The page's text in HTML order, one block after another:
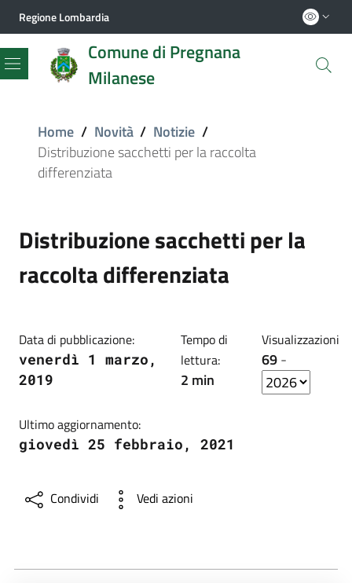
Regione Lombardia
Comune di Pregnana
Milanese
Menu
Home / Novità / Notizie /
Distribuzione sacchetti per la raccolta
differenziata
Distribuzione sacchetti per la
raccolta differenziata
Data di pubblicazione:
venerdì 1 marzo,
2019
Tempo di
lettura:
2 min
Visualizzazioni
69-
Ultimo aggiornamento:
giovedì 25 febbraio, 2021
Condividi Vedi azioni